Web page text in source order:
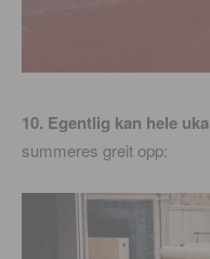
10. Egentlig kan hele uka
summeres greit opp: